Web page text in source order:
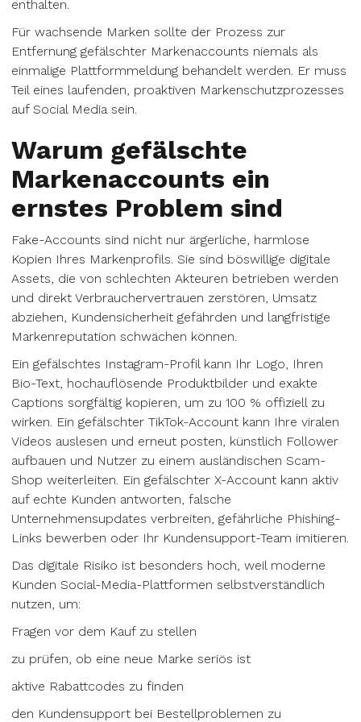
enthalten.
Für wachsende Marken sollte der Prozess zur
Entfernung gefälschter Markenaccounts niemals als
einmalige Plattformmeldung behandelt werden. Er muss
Teil eines laufenden, proaktiven Markenschutzprozesses
auf Social Media sein.
Warum gefälschte
Markenaccounts ein
ernstes Problem sind
Fake-Accounts sind nicht nur ärgerliche, harmlose
Kopien Ihres Markenprofils. Sie sind böswillige digitale
Assets, die von schlechten Akteuren betrieben werden
und direkt Verbrauchervertrauen zerstören, Umsatz
abziehen, Kundensicherheit gefährden und langfristige
Markenreputation schwächen können.
Ein gefälschtes Instagram-Profil kann Ihr Logo, Ihren
Bio-Text, hochauflösende Produktbilder und exakte
Captions sorgfältig kopieren, um zu 100 % offiziell zu
wirken. Ein gefälschter TikTok-Account kann Ihre viralen
Videos auslesen und erneut posten, künstlich Follower
aufbauen und Nutzer zu einem ausländischen Scam-
Shop weiterleiten. Ein gefälschter X-Account kann aktiv
auf echte Kunden antworten, falsche
Unternehmensupdates verbreiten, gefährliche Phishing-
Links bewerben oder Ihr Kundensupport-Team imitieren.
Das digitale Risiko ist besonders hoch, weil moderne
Kunden Social-Media-Plattformen selbstverständlich
nutzen, um:
Fragen vor dem Kauf zu stellen
zu prüfen, ob eine neue Marke seriös ist
aktive Rabattcodes zu finden
den Kundensupport bei Bestellproblemen zu